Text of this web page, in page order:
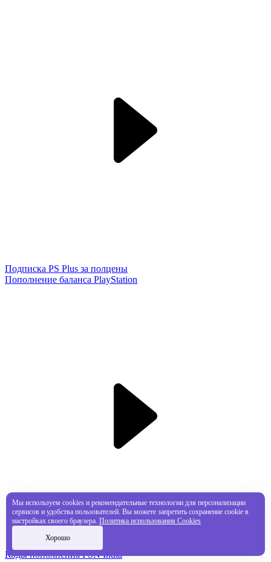
Подписка PS Plus за полцены
Пополнение баланса PlayStation
Коды пополнения PSN India
Мы используем cookies и рекомендательные технологии для персонализации
сервисов и удобства пользователей. Вы можете запретить сохранение cookie в
настройках своего браузера. Политика использования Cookies
Хорошо